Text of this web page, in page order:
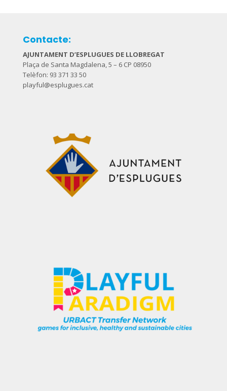
Contacte:
AJUNTAMENT D’ESPLUGUES DE LLOBREGAT
Plaça de Santa Magdalena, 5 – 6 CP 08950
Telèfon: 93 371 33 50
playful@esplugues.cat